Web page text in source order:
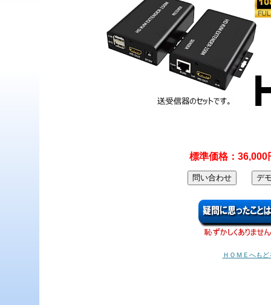
標準価格：36,000
ＨＯＭＥへもど